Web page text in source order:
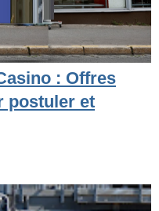
: Offres
postuler et